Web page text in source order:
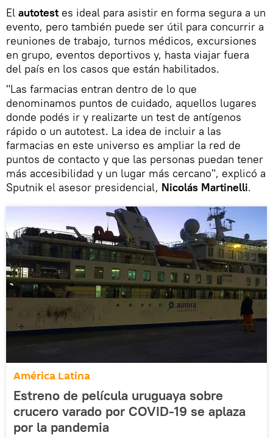
El autotestes ideal para asistir en forma segura a un
evento, pero también puede ser útil para concurrir a
reuniones de trabajo, turnos médicos, excursiones
en grupo, eventos deportivos y, hasta viajar fuera
del país en los casos que están habilitados.
"Las farmacias entran dentro de lo que
denominamos puntos de cuidado, aquellos lugares
donde podés ir y realizarte un test de antígenos
rápido o un autotest. La idea de incluir a las
farmacias en este universo es ampliar la red de
puntos de contacto y que las personas puedan tener
más accesibilidad y un lugar más cercano", explicó a
Sputnik el asesor presidencial, Nicolás Martinelli.
América Latina
Estreno de película uruguaya sobre
crucero varado por COVID-19 se aplaza
por la pandemia